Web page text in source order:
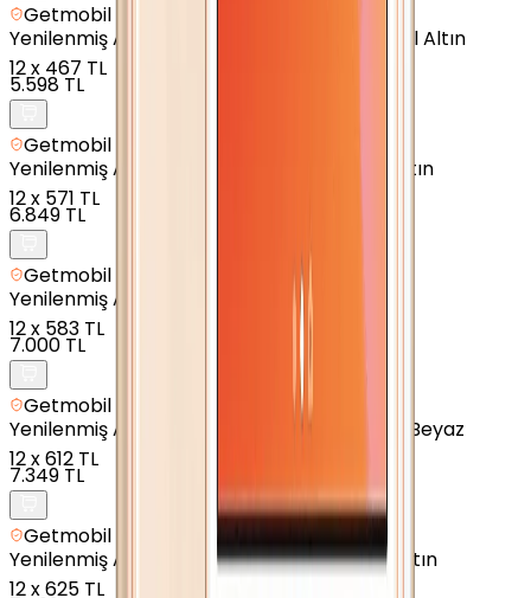
Getmobil Güvencesi
YenilenmişApple iPhone 7 Plus - 32 GB - Gül Altın
12x 467 TL
5.598 TL
Getmobil Güvencesi
YenilenmişApple iPhone 8 Plus - 64 GB - Altın
12x 571 TL
6.849 TL
Getmobil Güvencesi
YenilenmişApple iPhone 6 - 128 GB - Altın
12x 583 TL
7.000 TL
Getmobil Güvencesi
YenilenmişApple iPhone SE 2020 - 64 GB - Beyaz
12x612 TL
7.349 TL
Getmobil Güvencesi
YenilenmişApple iPhone 7 Plus - 128 GB - Altın
12x625 TL